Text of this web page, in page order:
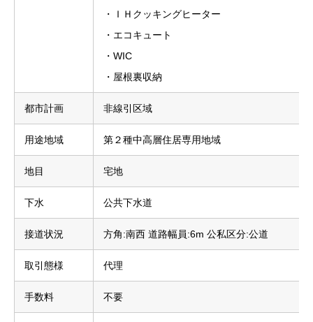
・ＩＨクッキングヒーター
・エコキュート
・WIC
・屋根裏収納
都市計画 非線引区域
用途地域 第２種中高層住居専用地域
地目 宅地
下水 公共下水道
接道状況 方角:南西 道路幅員:6m 公私区分:公道
取引態様 代理
手数料 不要